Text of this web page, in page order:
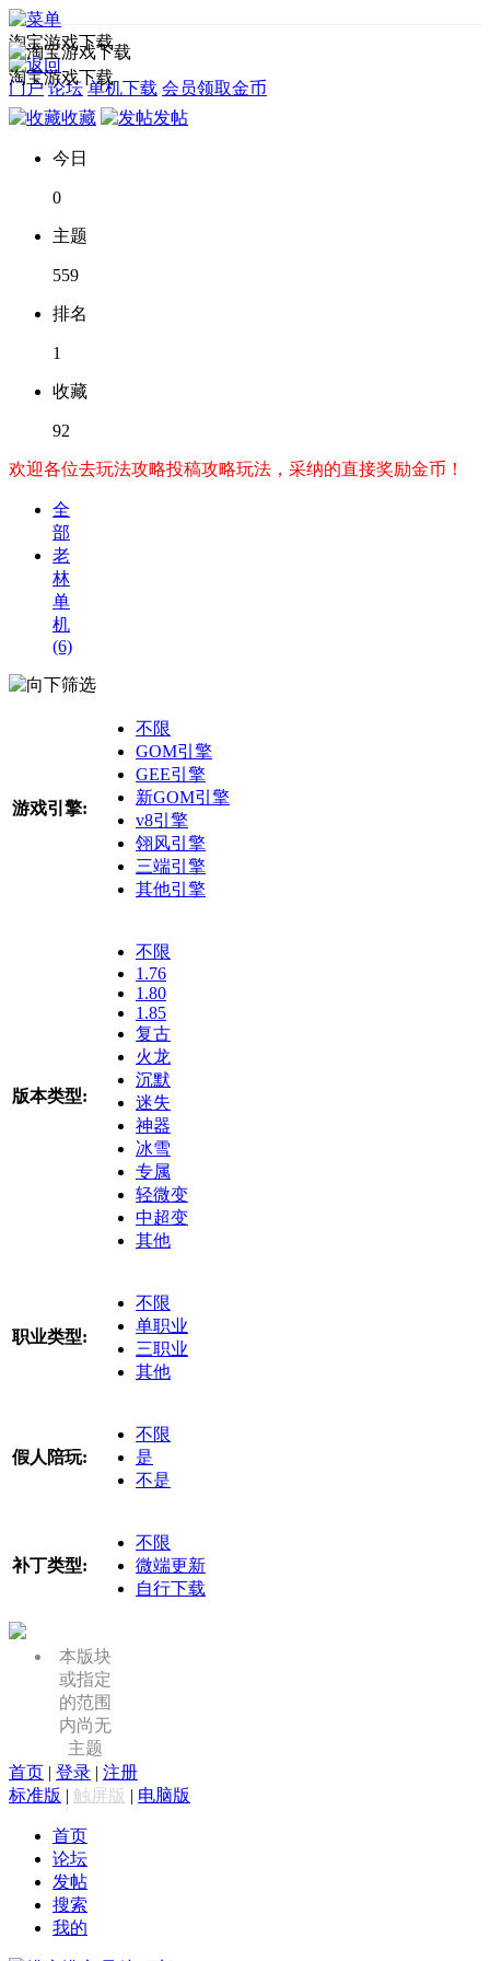
淘宝游戏下载
门户 论坛 单机下载 会员领取金币
淘宝游戏下载
收藏 发帖
今日
0
主题
559
排名
1
收藏
92
欢迎各位去玩法攻略投稿攻略玩法，采纳的直接奖励金币！
全
部
老
林
单
机
(6)
筛选
游戏引擎:
不限
GOM引擎
GEE引擎
新GOM引擎
v8引擎
翎风引擎
三端引擎
其他引擎
版本类型:
不限
1.76
1.80
1.85
复古
火龙
沉默
迷失
神器
冰雪
专属
轻微变
中超变
其他
职业类型:
不限
单职业
三职业
其他
假人陪玩:
不限
是
不是
补丁类型:
不限
微端更新
自行下载
本版块
或指定
的范围
内尚无
主题
首页 | 登录 | 注册
标准版 | 触屏版 | 电脑版
首页
论坛
发帖
搜索
我的